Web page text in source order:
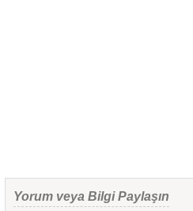
Yorum veya Bilgi Paylaşın